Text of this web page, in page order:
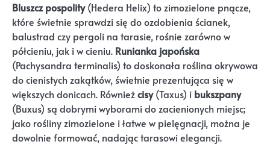
Bluszcz pospolity(Hedera Helix) to zimozielone pnącze,
które świetnie sprawdzi się do ozdobienia ścianek,
balustrad czy pergoli na tarasie, rośnie zarówno w
półcieniu, jak i w cieniu. Runianka japońska
(Pachysandra terminalis) to doskonała roślina okrywowa
do cienistych zakątków, świetnie prezentująca się w
większych donicach. Równieżcisy(Taxus) i bukszpany
(Buxus) są dobrymi wyborami do zacienionych miejsc;
jako rośliny zimozielone i łatwe w pielęgnacji, można je
dowolnie formować, nadając tarasowi elegancji.